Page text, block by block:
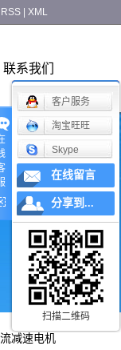
RSS XML
联系我们
减速电机
客户服务
淘宝旺旺
Skype
在线留言
分享到...
扫描二维码